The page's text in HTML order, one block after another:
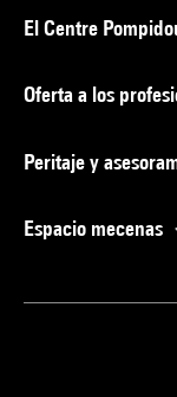
El Centre
Oferta a los
Peritaje y
Espacio mecenas